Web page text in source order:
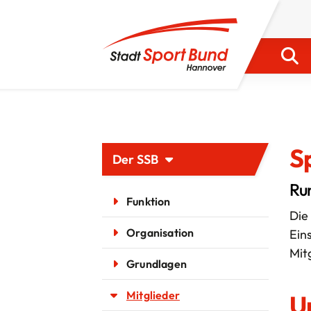
Der SSB
Funktion
Organisation
Grundlagen
Mitglieder
Kontakt